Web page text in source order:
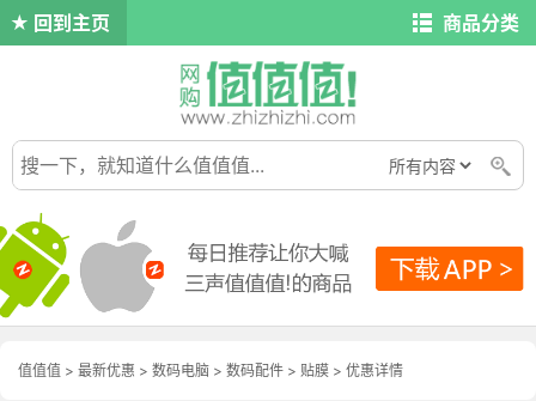
回到主页 商品分类
值值值 > 最新优惠 > 数码电脑 > 数码配件 > 贴膜 > 优惠详情